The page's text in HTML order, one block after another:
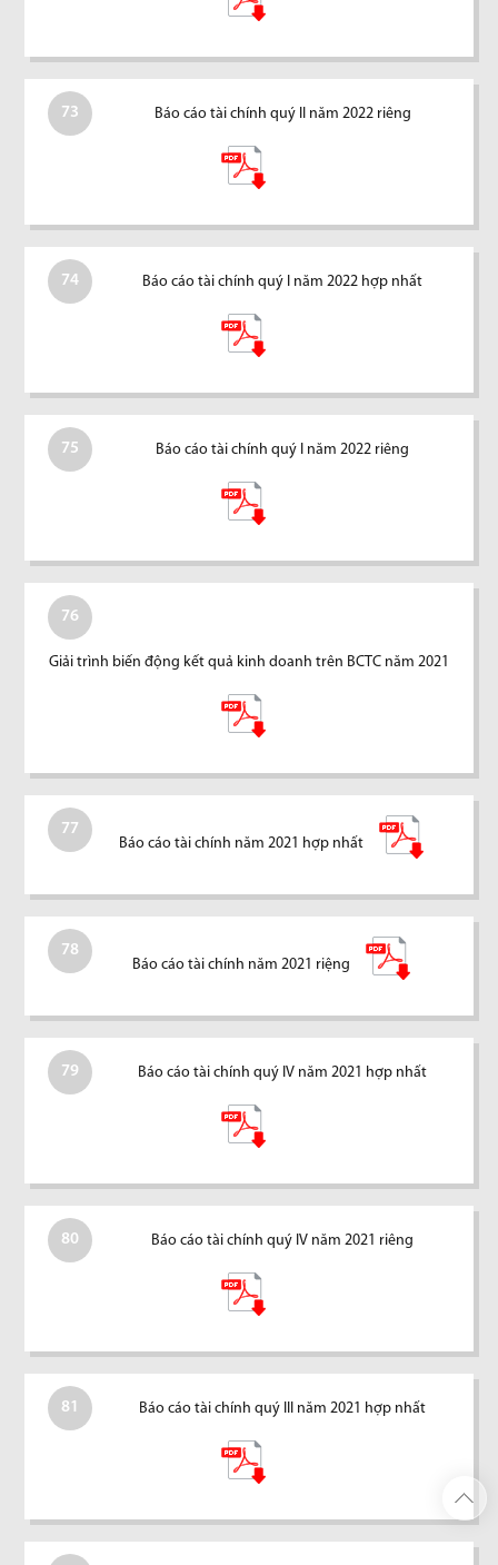
73 Báo cáo tài chính quý II năm 2022 riêng
74 Báo cáo tài chính quý I năm 2022 hợp nhất
75 Báo cáo tài chính quý I năm 2022 riêng
76
Giải trình biến động kết quả kinh doanh trên BCTC năm 2021
77
Báo cáo tài chính năm 2021 hợp nhất
78
Báo cáo tài chính năm 2021 riệng
79 Báo cáo tài chính quý IV năm 2021 hợp nhất
80 Báo cáo tài chính quý IV năm 2021 riêng
81 Báo cáo tài chính quý III năm 2021 hợp nhất